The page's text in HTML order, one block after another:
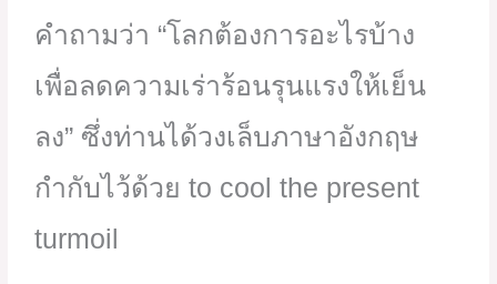
คำถามว่า “โลกต้องการอะไรบ้าง
เพื่อลดความเร่าร้อนรุนแรงให้เย็น
ลง” ซึ่งท่านได้วงเล็บภาษาอังกฤษ
กำกับไว้ด้วย to cool the present
turmoil